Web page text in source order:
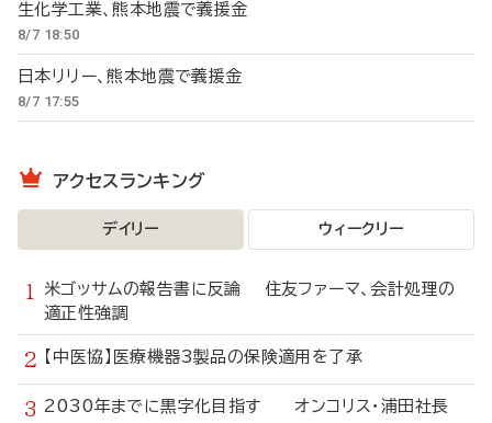
生化学工業、熊本地震で義援金
8/7 18:50
日本リリー、熊本地震で義援金
8/7 17:55
アクセスランキング
デイリー ウィークリー
米ゴッサムの報告書に反論 住友ファーマ、会計処理の
適正性強調
【中医協】医療機器3製品の保険適用を了承
2030年までに黒字化目指す オンコリス・浦田社長